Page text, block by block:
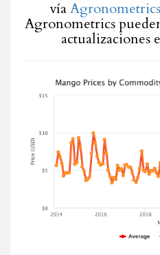
víaAgronometrics
Agronometrics
actualizaciones